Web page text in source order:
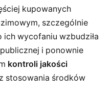
kupowanych
szczególnie
wycofaniu wzbudziła
i ponownie
kontroli jakości
stosowania środków